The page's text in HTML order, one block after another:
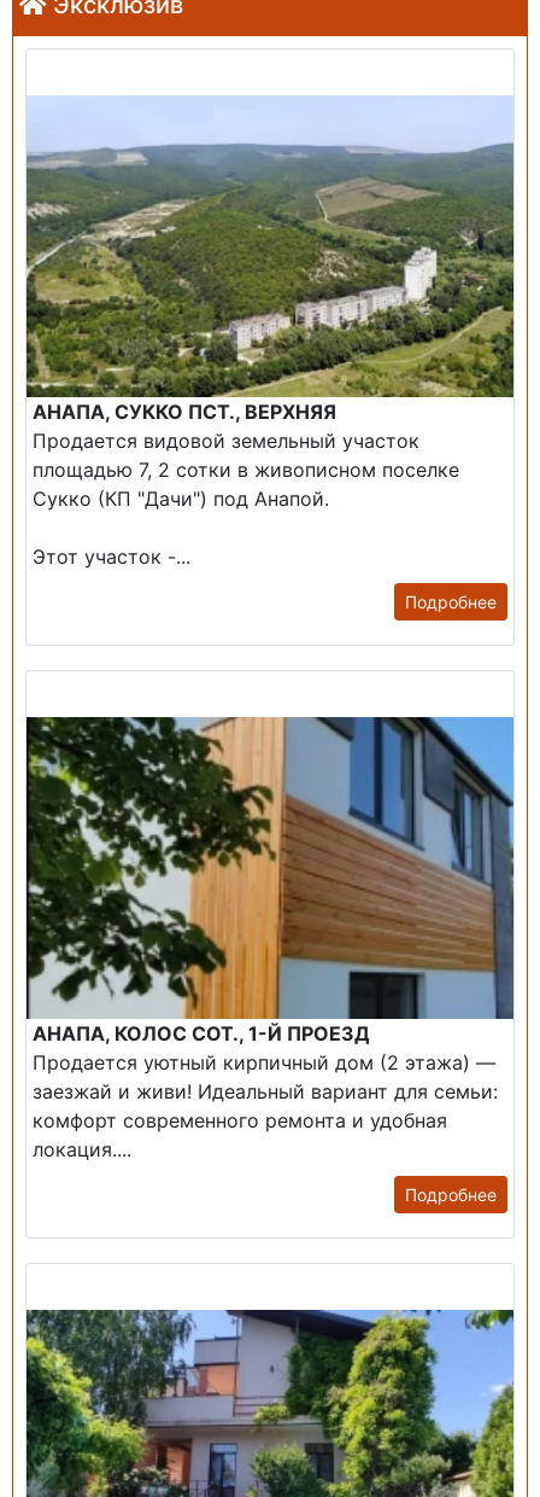
АНАПА, СУККО ПСТ., ВЕРХНЯЯ
Продается видовой земельный участок
площадью 7, 2 сотки в живописном поселке
Сукко (КП "Дачи") под Анапой.
Этот участок -...
Подробнее
АНАПА, КОЛОС СОТ., 1-Й ПРОЕЗД
Продается уютный кирпичный дом (2 этажа) —
заезжай и живи! ​Идеальный вариант для семьи:
комфорт современного ремонта и удобная
локация....
Подробнее